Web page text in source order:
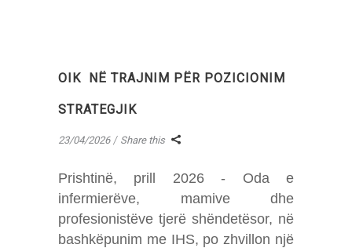
OIK NË TRAJNIM PËR POZICIONIM
STRATEGJIK
23/04/2026 Share this
Prishtinë, prill 2026 - Oda e
infermierëve, mamive dhe
profesionistëve tjerë shëndetësor, në
bashkëpunim me IHS, po zhvillon një